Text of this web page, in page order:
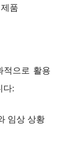
품
적으로 활용
다:
임상 상황